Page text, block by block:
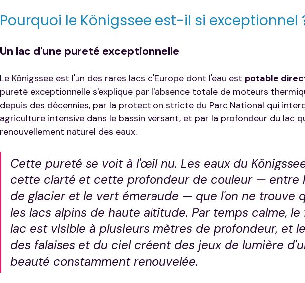
Pourquoi le Königssee est-il si exceptionnel
Un lac d'une pureté exceptionnelle
Le Königssee est l'un des rares lacs d'Europe dont l'eau est potable
pureté exceptionnelle s'explique par l'absence totale de moteurs
depuis des décennies, par la protection stricte du Parc National qui
agriculture intensive dans le bassin versant, et par la profondeur du lac
renouvellement naturel des eaux.
Cette pureté se voit à l'œil nu. Les eaux du
cette clarté et cette profondeur de couleur — entre
de glacier et le vert émeraude — que l'on ne trouve
les lacs alpins de haute altitude. Par temps calme,
lac est visible à plusieurs mètres de profondeur, et
des falaises et du ciel créent des jeux de lumière
beauté constamment renouvelée.